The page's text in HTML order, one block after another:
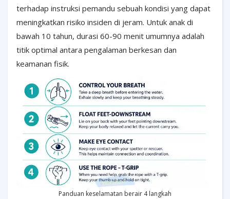
terhadap instruksi pemandu sebuah kondisi yang dapat
meningkatkan risiko insiden di jeram. Untuk anak di
bawah 10 tahun, durasi 60-90 menit umumnya adalah
titik optimal antara pengalaman berkesan dan
keamanan fisik.
Panduan keselamatan berair 4 langkah